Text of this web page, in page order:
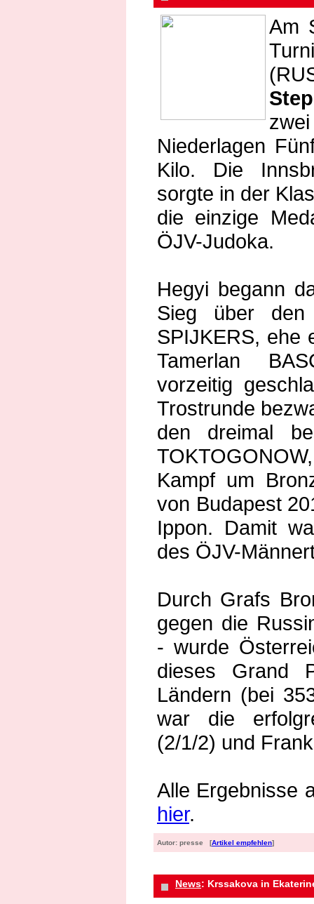
Am
Niederlagen
Kilo. Die
sorgte in der
die einzige
ÖJV-Judoka.
Hegyi begann
Sieg über den
SPIJKERS, ehe
Tamerlan
vorzeitig
Trostrunde
den dreimal
Kampf um
von Budapest
Ippon. Damit
des ÖJV-
Durch Grafs
gegen die
- wurde
dieses Grand
Ländern (bei
war die
(2/1/2) und
Alle Ergebnisse
hier.
Autor: presse [Artikel empfehlen]
News: Krssakova in